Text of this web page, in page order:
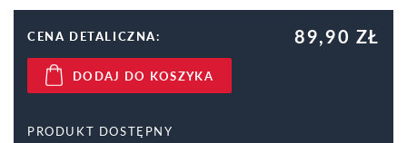
CENA DETALICZNA: 89,90 ZŁ
DODAJ DO KOSZYKA
PRODUKT DOSTĘPNY